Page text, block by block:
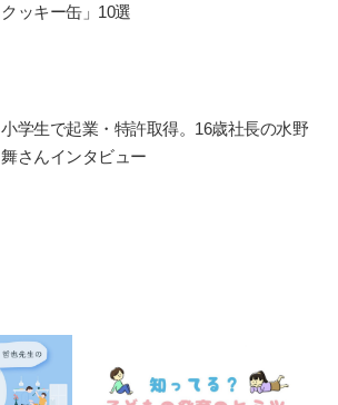
クッキー缶」10選
小学生で起業・特許取得。16歳社長の水野
舞さんインタビュー